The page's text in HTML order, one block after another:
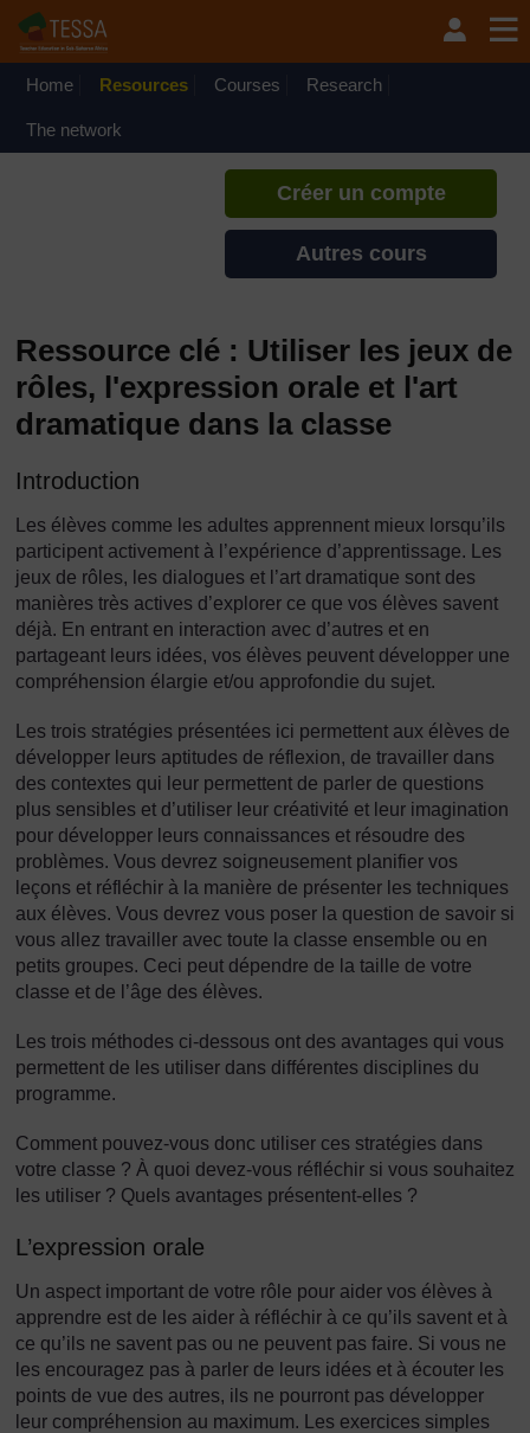
Home Resources Courses Research
The network
TESSA - Guinée Équatoriale
Si vous créez un compte, vous
pouvez établir un profil
Créer un compte
Autres cours
Ressource clé : Utiliser les jeux de
rôles, l'expression orale et l'art
dramatique dans la classe
Introduction
Les élèves comme les adultes apprennent mieux lorsqu’ils
participent activement à l’expérience d’apprentissage. Les
jeux de rôles, les dialogues et l’art dramatique sont des
manières très actives d’explorer ce que vos élèves savent
déjà. En entrant en interaction avec d’autres et en
partageant leurs idées, vos élèves peuvent développer une
compréhension élargie et/ou approfondie du sujet.
Les trois stratégies présentées ici permettent aux élèves de
développer leurs aptitudes de réflexion, de travailler dans
des contextes qui leur permettent de parler de questions
plus sensibles et d’utiliser leur créativité et leur imagination
pour développer leurs connaissances et résoudre des
problèmes. Vous devrez soigneusement planifier vos
leçons et réfléchir à la manière de présenter les techniques
aux élèves. Vous devrez vous poser la question de savoir si
vous allez travailler avec toute la classe ensemble ou en
petits groupes. Ceci peut dépendre de la taille de votre
classe et de l’âge des élèves.
Les trois méthodes ci-dessous ont des avantages qui vous
permettent de les utiliser dans différentes disciplines du
programme.
Comment pouvez-vous donc utiliser ces stratégies dans
votre classe ? À quoi devez-vous réfléchir si vous souhaitez
les utiliser ? Quels avantages présentent-elles ?
L’expression orale
Un aspect important de votre rôle pour aider vos élèves à
apprendre est de les aider à réfléchir à ce qu’ils savent et à
ce qu’ils ne savent pas ou ne peuvent pas faire. Si vous ne
les encouragez pas à parler de leurs idées et à écouter les
points de vue des autres, ils ne pourront pas développer
leur compréhension au maximum. Les exercices simples